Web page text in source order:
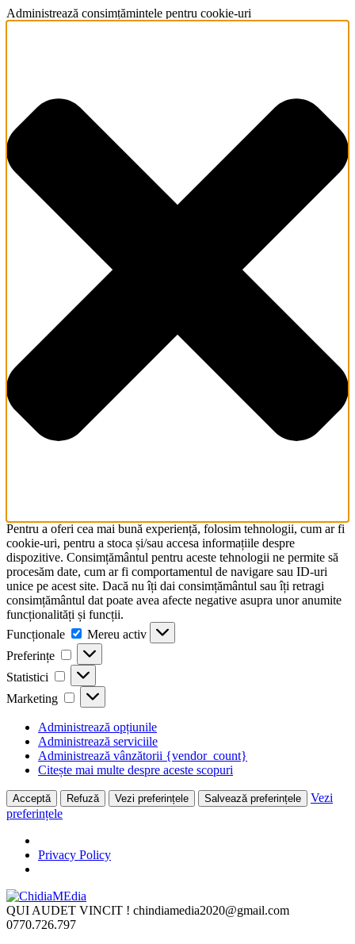
Administrează consimțămintele pentru cookie-uri
Pentru a oferi cea mai bună experiență, folosim tehnologii, cum ar fi
cookie-uri, pentru a stoca și/sau accesa informațiile despre
dispozitive. Consimțământul pentru aceste tehnologii ne permite să
procesăm date, cum ar fi comportamentul de navigare sau ID-uri
unice pe acest site. Dacă nu îți dai consimțământul sau îți retragi
consimțământul dat poate avea afecte negative asupra unor anumite
funcționalități și funcții.
Funcționale
Funcționale
Mereu activ
Preferințe
Preferințe
Statistici Statistici
Marketing Marketing
Administrează opțiunile
Administrează serviciile
Administrează vânzătorii {vendor_count}
Citește mai multe despre aceste scopuri
Acceptă Refuză Vezi preferințele Salvează preferințele
Vezi
preferințele
Privacy Policy
Skip
to
content
QUI AUDET VINCIT ! chindiamedia2020@gmail.com
0770.726.797